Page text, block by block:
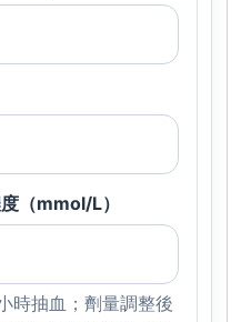
（mmol/L）
時抽血；劑量調整後